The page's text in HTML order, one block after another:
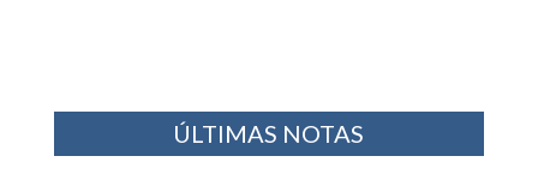
ÚLTIMAS NOTAS